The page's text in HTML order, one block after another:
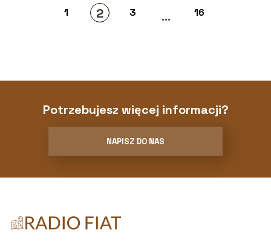
1 2 3 ... 16
Potrzebujesz więcej informacji?
NAPISZ DO NAS